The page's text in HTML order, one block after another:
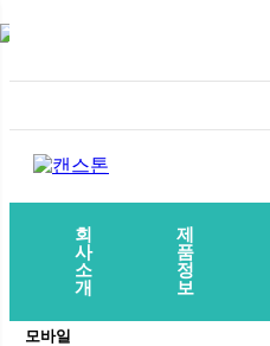
회
사
소
개
제
품
정
보
모바일